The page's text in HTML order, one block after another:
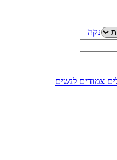
נקה
צמודים לנשים